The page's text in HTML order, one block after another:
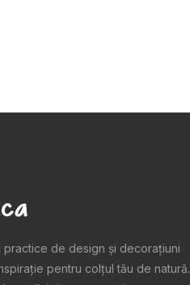
practice de design şi decoraţiuni
pentru colţul tău de natură.